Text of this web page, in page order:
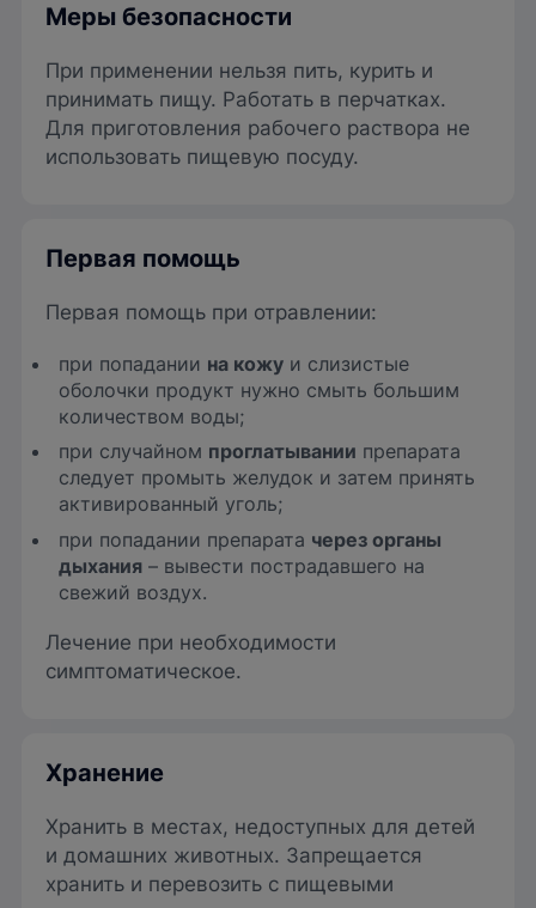
Меры безопасности
При применении нельзя пить, курить и
принимать пищу. Работать в перчатках.
Для приготовления рабочего раствора не
использовать пищевую посуду.
Первая помощь
Первая помощь при отравлении:
при попадании на кожу и слизистые
оболочки продукт нужно смыть большим
количеством воды;
при случайном проглатывании препарата
следует промыть желудок и затем принять
активированный уголь;
при попадании препарата через органы
дыхания – вывести пострадавшего на
свежий воздух.
Лечение при необходимости
симптоматическое.
Хранение
Хранить в местах, недоступных для детей
и домашних животных. Запрещается
хранить и перевозить с пищевыми